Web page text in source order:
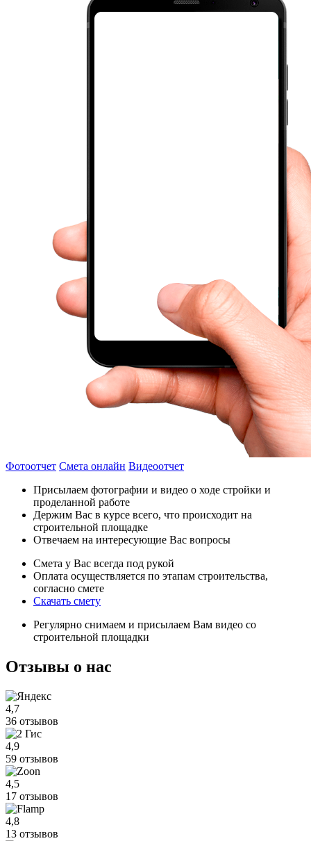
Фотоотчет Смета онлайн Видеоотчет
Присылаем фотографии и видео о ходе стройки и
проделанной работе
Держим Вас в курсе всего, что происходит на
строительной площадке
Отвечаем на интересующие Вас вопросы
Смета у Вас всегда под рукой
Оплата осуществляется по этапам строительства,
согласно смете
Скачать смету
Регулярно снимаем и присылаем Вам видео со
строительной площадки
Отзывы о нас
4,7
36 отзывов
4,9
59 отзывов
4,5
17 отзывов
4,8
13 отзывов